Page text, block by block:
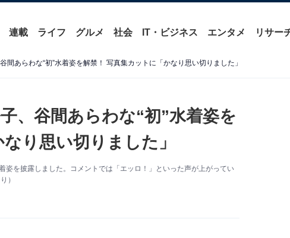
連載 ライフ グルメ 社会 IT・ビジネス エンタメ リサー
間あらわな“初”水着姿を解禁！ 写真集カットに「かなり思い切りました」
、谷間あらわな“初”水着姿を
り思い切りました」
を披露しました。コメントでは「エッロ！」といった声が上がってい
）